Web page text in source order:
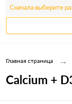
Сначала выберите
Главная страница →
Calcium +